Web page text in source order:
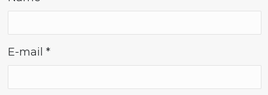
E-mail*